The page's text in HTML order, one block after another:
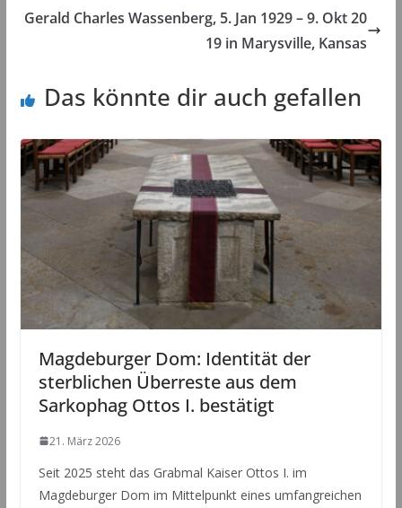
Gerald Charles Wassenberg, 5. Jan 1929 – 9. Okt 20
19 in Marysville, Kansas
Das könnte dir auch gefallen
Magdeburger Dom: Identität der
sterblichen Überreste aus dem
Sarkophag Ottos I. bestätigt
21. März 2026
Seit 2025 steht das Grabmal Kaiser Ottos I. im
Magdeburger Dom im Mittelpunkt eines umfangreichen